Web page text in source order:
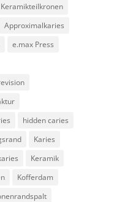
Approximalkaries
e.max Press
hidden caries
Karies
Keramik
Kofferdam